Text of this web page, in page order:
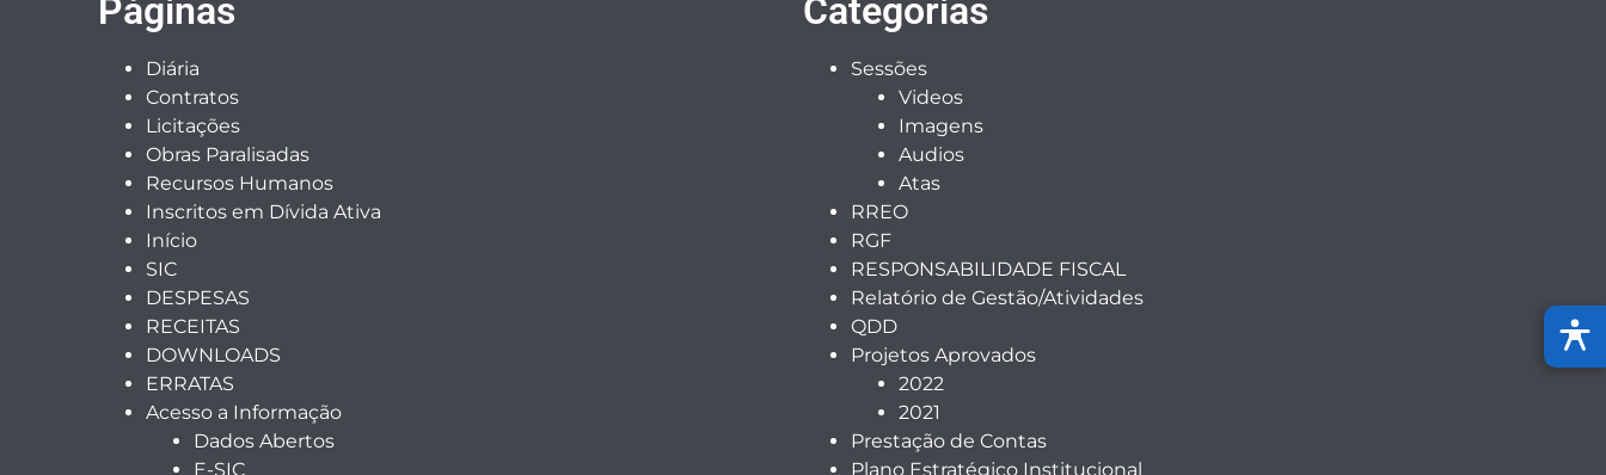
Páginas
Diária
Contratos
Licitações
Obras Paralisadas
Recursos Humanos
Inscritos em Dívida Ativa
Início
SIC
DESPESAS
RECEITAS
DOWNLOADS
ERRATAS
Acesso a Informação
Dados Abertos
E-SIC
Categorias
Sessões
Videos
Imagens
Audios
Atas
RREO
RGF
RESPONSABILIDADE FISCAL
Relatório de Gestão/Atividades
QDD
Projetos Aprovados
2022
2021
Prestação de Contas
Plano Estratégico Institucional